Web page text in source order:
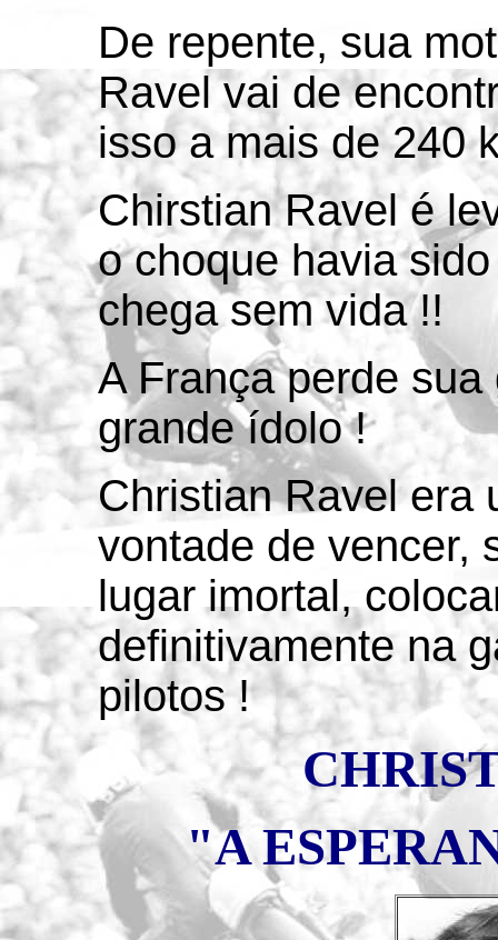
De repente, sua
Ravel vai de
isso a mais de 240
Chirstian Ravel é
o choque havia
chega sem vida !!
A França perde
grande ídolo !
Christian Ravel era
vontade de vencer,
lugar imortal,
definitivamente na
pilotos !
"A